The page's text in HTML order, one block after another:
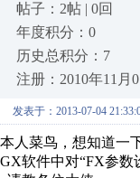
帖子：2帖 | 0回
年度积分：0
历史总积分：7
注册：2010年11月
发表于：2013-07-04
本人菜鸟，想知道一
GX软件中对“FX参数